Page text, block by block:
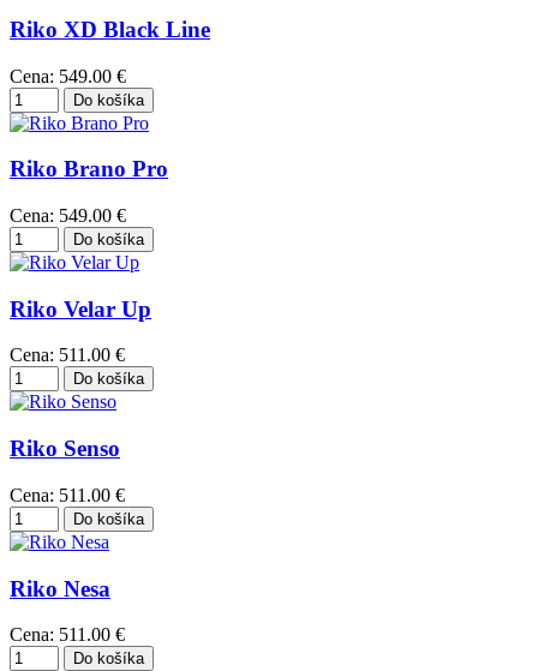
Riko XD Black Line
Cena: 549.00 €
Riko Brano Pro
Cena: 549.00 €
Riko Velar Up
Cena: 511.00 €
Riko Senso
Cena: 511.00 €
Riko Nesa
Cena: 511.00 €